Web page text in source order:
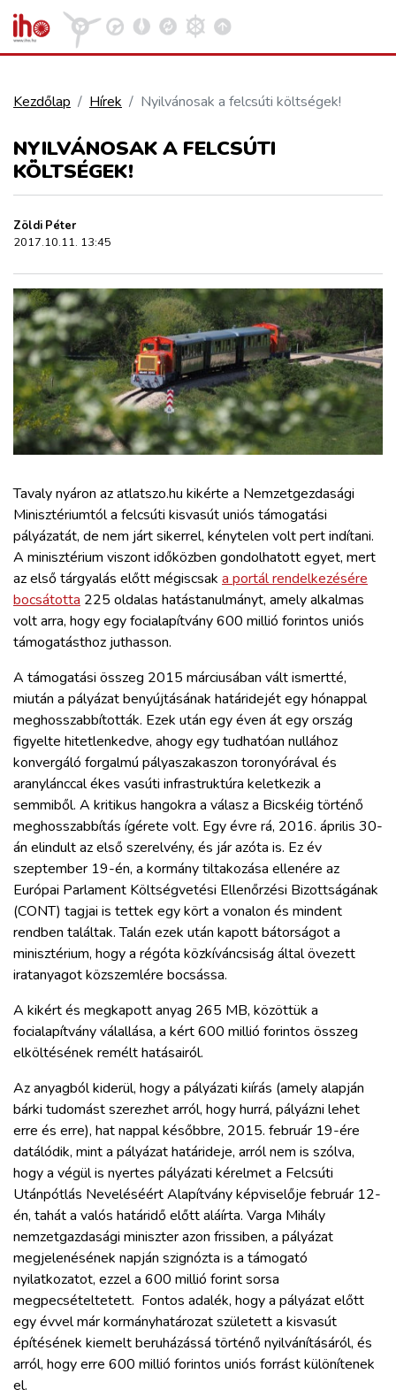
REPÜLÉS
KÖZLEKEDÉSFEJLESZTÉS
ELLÁTÁSI LÁNC
ZÖLDÚT
HAJÓZÁS
BLOG
ARCHÍVUM
WEBSHOP
REGISZTRÁCIÓ
Kezdőlap Hírek Nyilvánosak a felcsúti költségek!
NYILVÁNOSAK A FELCSÚTI
KÖLTSÉGEK!
Zöldi Péter
2017.10.11. 13:45
Tavaly nyáron az atlatszo.hu kikérte a Nemzetgezdasági
Minisztériumtól a felcsúti kisvasút uniós támogatási
pályázatát, de nem járt sikerrel, kénytelen volt pert indítani.
A minisztérium viszont időközben gondolhatott egyet, mert
az első tárgyalás előtt mégiscsak a portál rendelkezésére
bocsátotta 225 oldalas hatástanulmányt, amely alkalmas
volt arra, hogy egy focialapítvány 600 millió forintos uniós
támogatásthoz juthasson.
A támogatási összeg 2015 márciusában vált ismertté,
miután a pályázat benyújtásának határidejét egy hónappal
meghosszabbították. Ezek után egy éven át egy ország
figyelte hitetlenkedve, ahogy egy tudhatóan nullához
konvergáló forgalmú pályaszakaszon toronyórával és
aranylánccal ékes vasúti infrastruktúra keletkezik a
semmiből. A kritikus hangokra a válasz a Bicskéig történő
meghosszabbítás ígérete volt. Egy évre rá, 2016. április 30-
án elindult az első szerelvény, és jár azóta is. Ez év
szeptember 19-én, a kormány tiltakozása ellenére az
Európai Parlament Költségvetési Ellenőrzési Bizottságának
(CONT) tagjai is tettek egy kört a vonalon és mindent
rendben találtak. Talán ezek után kapott bátorságot a
minisztérium, hogy a régóta közkíváncsiság által övezett
iratanyagot közszemlére bocsássa.
A kikért és megkapott anyag 265 MB, közöttük a
focialapítvány válallása, a kért 600 millió forintos összeg
elköltésének remélt hatásairól.
Az anyagból kiderül, hogy a pályázati kiírás (amely alapján
bárki tudomást szerezhet arról, hogy hurrá, pályázni lehet
erre és erre), hat nappal későbbre, 2015. február 19-ére
datálódik, mint a pályázat határideje, arról nem is szólva,
hogy a végül is nyertes pályázati kérelmet a Felcsúti
Utánpótlás Neveléséért Alapítvány képviselője február 12-
én, tahát a valós határidő előtt aláírta. Varga Mihály
nemzetgazdasági miniszter azon frissiben, a pályázat
megjelenésének napján szignózta is a támogató
nyilatkozatot, ezzel a 600 millió forint sorsa
megpecsételtetett. Fontos adalék, hogy a pályázat előtt
egy évvel már kormányhatározat született a kisvasút
építésének kiemelt beruházássá történő nyilvánításáról, és
arról, hogy erre 600 millió forintos uniós forrást különítenek
el.